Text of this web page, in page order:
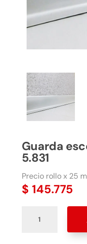
Guarda
5.831
Precio rollo x 25
$ 145.775
escobas